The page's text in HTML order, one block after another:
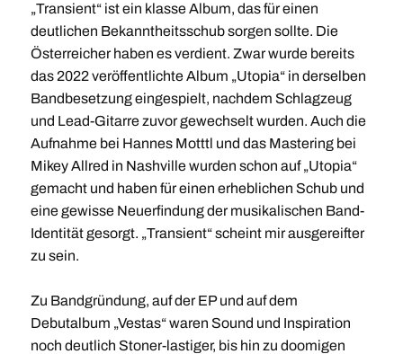
„Transient“ ist ein klasse Album, das für einen
deutlichen Bekanntheitsschub sorgen sollte. Die
Österreicher haben es verdient. Zwar wurde bereits
das 2022 veröffentlichte Album „Utopia“ in derselben
Bandbesetzung eingespielt, nachdem Schlagzeug
und Lead-Gitarre zuvor gewechselt wurden. Auch die
Aufnahme bei Hannes Motttl und das Mastering bei
Mikey Allred in Nashville wurden schon auf „Utopia“
gemacht und haben für einen erheblichen Schub und
eine gewisse Neuerfindung der musikalischen Band-
Identität gesorgt. „Transient“ scheint mir ausgereifter
zu sein.
Zu Bandgründung, auf der EP und auf dem
Debutalbum „Vestas“ waren Sound und Inspiration
noch deutlich Stoner-lastiger, bis hin zu doomigen